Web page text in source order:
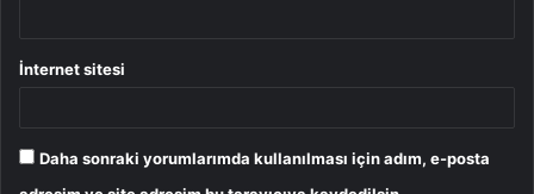
İnternet sitesi
Daha sonraki yorumlarımda kullanılması için adım, e-posta